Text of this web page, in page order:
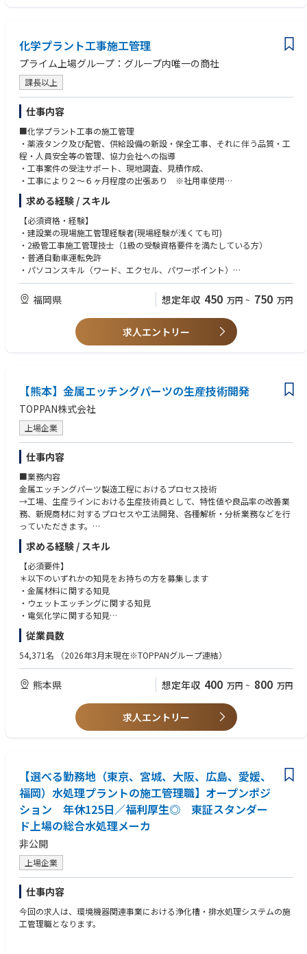
きます。
※業務上生産計画ツールを使用いただきますが、OJTを通してツールの使
い方からレクチャーしていきます。
＜入社後の流れ＞
入社後はOJT体制にて、担当業務から場内の安全知識まで習得できるよう
教育・フォローします。
業界・職種未経験の場合でもキャッチアップできるよう周囲のメンバーか
らサポートを受けながら、業務の幅を広げていただく予定です。
化学プラント工事施工管理
プライム上場グループ：グループ内唯一の商社
課長以上
仕事内容
■化学プラント工事の施工管理
・薬液タンク及び配管、供給設備の新設・保全工事、それに伴う品質・工
程・人員安全等の管理、協力会社への指導
・工事案件の受注サポート、現地調査、見積作成、
・工事により２〜６ヶ月程度の出張あり ※社用車使用
【主な出張エリア：熊本、鹿児島、大分】
【現場詳細】 １現場１名配置​​
【現場規模】 １千万円～３億円
■業務の特徴
営業同行20％、施工管理業務70％、事務業務10％
多くの施工管理現場を通じてスキルアップが可能です。
求める経験 / スキル
【必須資格・経験】
・建設業の現場施工管理経験者(現場経験が浅くても可)
・2級管工事施工管理技士（1級の受験資格要件を満たしている方）
・普通自動車運転免許
・パソコンスキル（ワード、エクセル、パワーポイント）
【歓迎資格・経験】
・化学プラント（薬品関連）の設備工事に関する現場経験
・ＡｕｔｏＣＡＤ
福岡県 想定年収 450 万円 ~ 750 万円
求人エントリー
【熊本】金属エッチングパーツの生産技術開発
TOPPAN株式会社
上場企業
仕事内容
■業務内容
金属エッチングパーツ製造工程におけるプロセス技術
→工場、生産ラインにおける生産技術員として、特性値や良品率の改善業
務、新規商材に対するプロセスや工法開発、各種解析・分析業務などを行
っていただきます。
■詳細業務内容
・生産ラインプロセス設計
・生産性向上のためのプロセス最適化、良品率改善
・新規材料の評価およびプロセス条件の最適化
・新製品に対応する条件最適化および新工法開発
・各種データ等のIoTツールなど開発、分析
■業務のやりがい
・金属エッチングパーツの用途は多岐にわたり、半導体、ディスプレイ、
その他各エレクトロニクス系の
メーカーが主要顧客であり、最先端のエレクトロニクス系市場に携わる
ことができます。
興味がある方を歓迎いたします。
求める経験 / スキル
【必須要件】
＊以下のいずれかの知見をお持ちの方を募集します
・金属材料に関する知見
・ウェットエッチングに関する知見
・電気化学に関する知見
【歓迎要件】
・金属エッチング技術を用いたプロセス技術開発経験
従業員数
54,371名 （2026年3月末現在※TOPPANグループ連結）
熊本県 想定年収 400 万円 ~ 800 万円
求人エントリー
【選べる勤務地（東京、宮城、大阪、広島、愛媛、
福岡）水処理プラントの施工管理職】オープンポジ
ション 年休125日／福利厚生◎ 東証スタンダー
ド上場の総合水処理メーカ
非公開
上場企業
仕事内容
今回の求人は、環境機器関連事業における浄化槽・排水処理システムの施
工管理職となります。